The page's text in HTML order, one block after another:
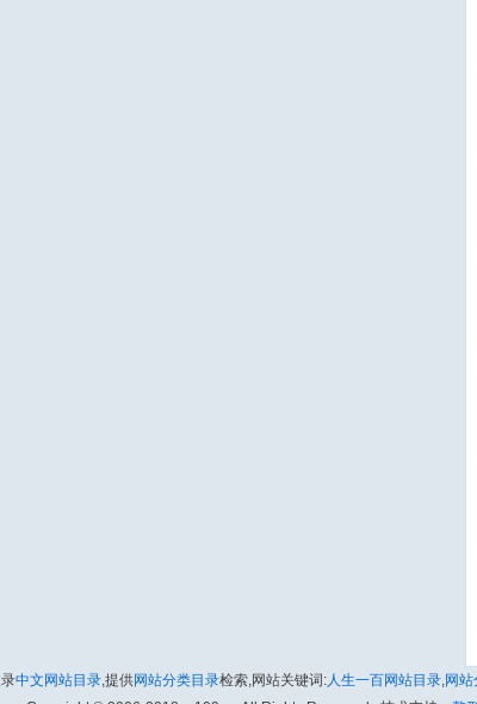
中文网站目录,提供网站分类目录检索,网站关键词:人生一百网站目录,网站